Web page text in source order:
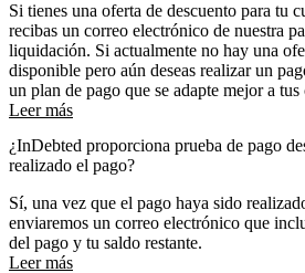
Si tienes una oferta de descuento para tu
recibas un correo electrónico de nuestra
liquidación. Si actualmente no hay una
disponible pero aún deseas realizar un
un plan de pago que se adapte mejor a tus
Leer más
¿InDebted proporciona prueba de pago
realizado el pago?
Sí, una vez que el pago haya sido
enviaremos un correo electrónico que
del pago y tu saldo restante.
Leer más